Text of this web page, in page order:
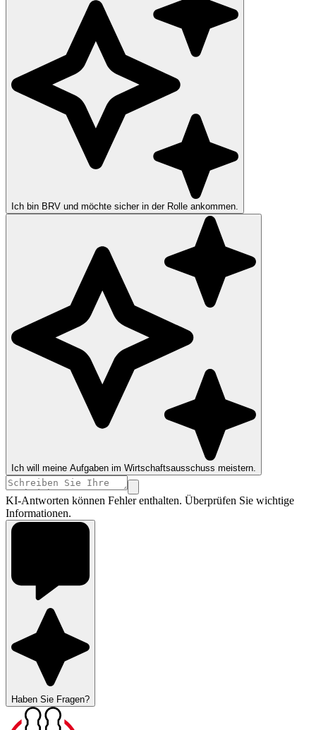
Ich bin BRV und möchte sicher in der Rolle ankommen.
Ich will meine Aufgaben im Wirtschaftsausschuss meistern.
KI-Antworten können Fehler enthalten. Überprüfen Sie wichtige
Informationen.
Haben Sie Fragen?